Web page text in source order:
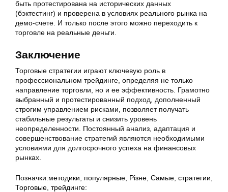
быть протестирована на исторических данных
(бэктестинг) и проверена в условиях реального рынка на
демо-счете. И только после этого можно переходить к
торговле на реальные деньги.
Заключение
Торговые стратегии играют ключевую роль в
профессиональном трейдинге, определяя не только
направление торговли, но и ее эффективность. Грамотно
выбранный и протестированный подход, дополненный
строгим управлением рисками, позволяет получать
стабильные результаты и снизить уровень
неопределенности. Постоянный анализ, адаптация и
совершенствование стратегий являются необходимыми
условиями для долгосрочного успеха на финансовых
рынках.
Позначки:методики популярные Різне Самые стратегии
Торговые трейдинге: